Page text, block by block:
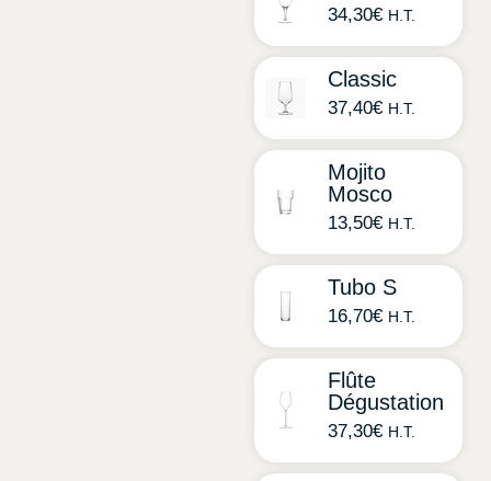
34,30€ H.T.
Classic
37,40€ H.T.
Mojito
Mosco
13,50€ H.T.
Tubo S
16,70€ H.T.
Flûte
Dégustation
37,30€ H.T.